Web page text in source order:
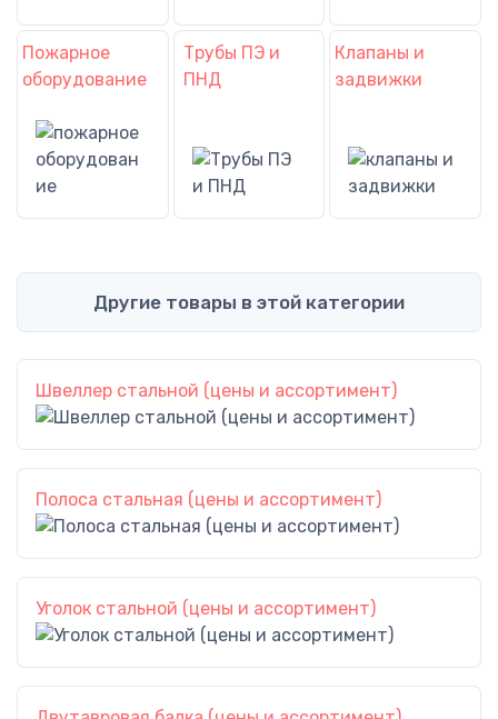
Пожарное
оборудование
Трубы ПЭ и
ПНД
Клапаны и
задвижки
Другие товары в этой категории
Швеллер стальной (цены и ассортимент)
Полоса стальная (цены и ассортимент)
Уголок стальной (цены и ассортимент)